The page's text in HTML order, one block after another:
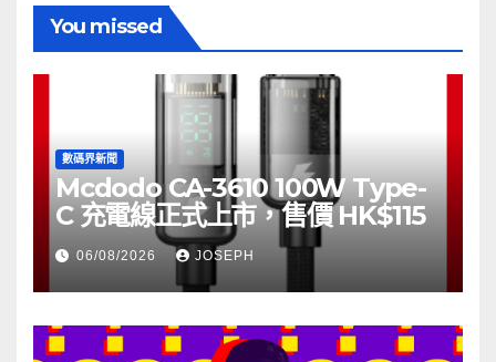
You missed
數碼界新聞
Mcdodo CA-3610 100W Type-
C 充電線正式上市，售價 HK$115
06/08/2026 JOSEPH